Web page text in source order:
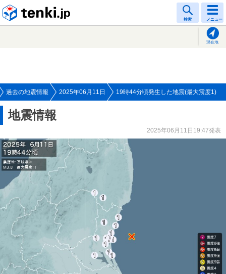
検索 メニュー
現在地
過去の地震情報 2025年06月11日 19時44分頃発生した地震(最大震度1)
地震情報
2025年06月11日19:47発表